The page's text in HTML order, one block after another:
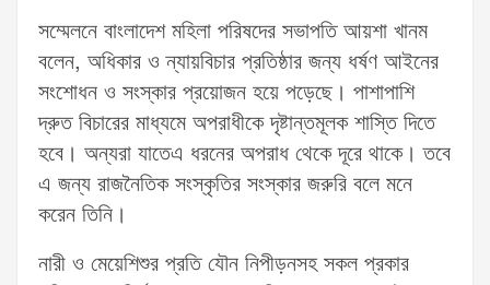
সম্মেলনে বাংলাদেশ মহিলা পরিষদের সভাপতি আয়শা খানম
বলেন, অধিকার ও ন্যায়বিচার প্রতিষ্ঠার জন্য ধর্ষণ আইনের
সংশোধন ও সংস্কার প্রয়োজন হয়ে পড়েছে। পাশাপাশি
দ্রুত বিচারের মাধ্যমে অপরাধীকে দৃষ্টান্তমূলক শাস্তি দিতে
হবে। অন্যরা যাতেএ ধরনের অপরাধ থেকে দূরে থাকে। তবে
এ জন্য রাজনৈতিক সংস্কৃতির সংস্কার জরুরি বলে মনে
করেন তিনি।
নারী ও মেয়েশিশুর প্রতি যৌন নিপীড়নসহ সকল প্রকার